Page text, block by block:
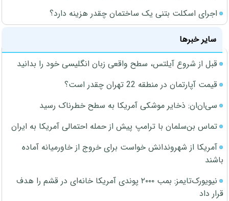
اجرای اسکلت بتنی یک ساختمان چقدر هزینه دارد؟
سایر خبرها
قبل از شروع آیلتس، سطح واقعی زبان انگلیسی خود را بدانید
قیمت آپارتمان در منطقه 22 تهران چقدر است؟
سی‌ان‌ان: ذخایر موشکی آمریکا به سطح خطرناک رسید
تماس بن‌سلمان با ترامپ پیش از حمله احتمالی آمریکا به ایران
آمریکا از شهروندانش خواست برای خروج از خاورمیانه آماده
باشند
نیویورک‌تایمز: بمب ۲۰۰۰ پوندی آمریکا خانه‌ای در قشم را هدف
قرار داد